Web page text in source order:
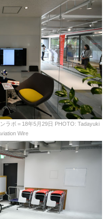
ラボ＝18年5月29日 PHOTO: Tadayuki
Wire